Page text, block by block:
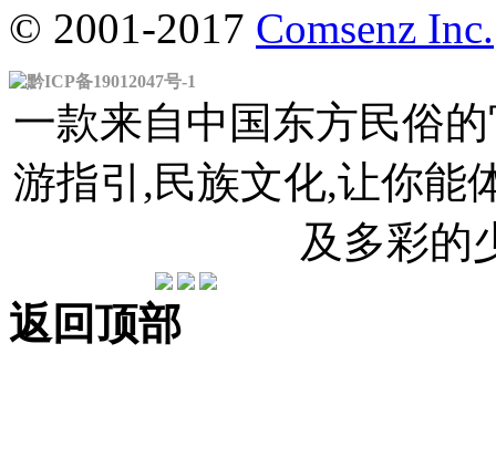
© 2001-2017 Comsenz Inc.
黔ICP备19012047号-1
一款来自中国东方民俗
游指引,民族文化,让你能
及多彩的
返回顶部